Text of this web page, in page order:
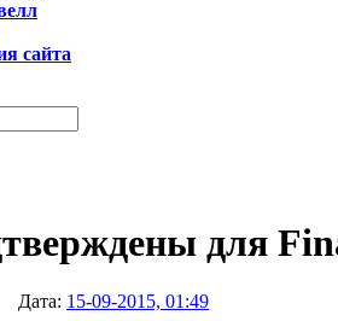
сайта
для
Дата: 15-09-2015, 01:49